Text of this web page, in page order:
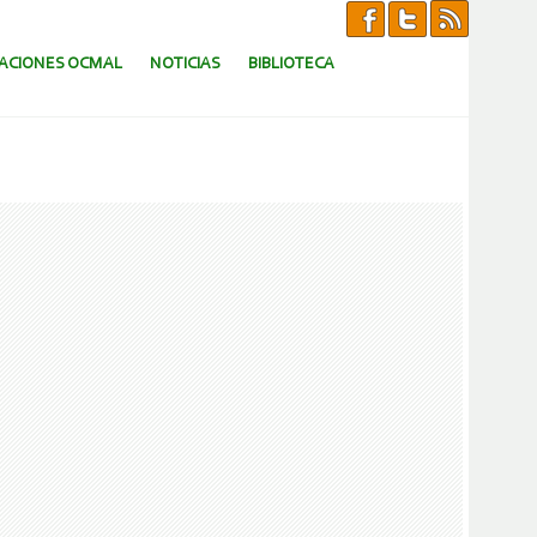
OCMAL NOTICIAS BIBLIOTECA